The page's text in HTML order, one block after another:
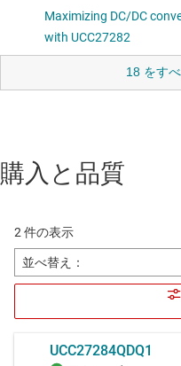
18 をす
購入と品質